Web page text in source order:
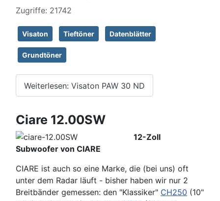
Zugriffe: 21742
Visaton Tieftöner Datenblätter
Grundtöner
Weiterlesen: Visaton PAW 30 ND
Ciare 12.00SW
12-Zoll
Subwoofer von CIARE
CIARE ist auch so eine Marke, die (bei uns) oft
unter dem Radar läuft - bisher haben wir nur 2
Breitbänder gemessen: den "Klassiker" CH250 (10"